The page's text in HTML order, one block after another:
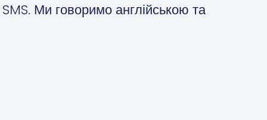
Ми говоримо англійською та